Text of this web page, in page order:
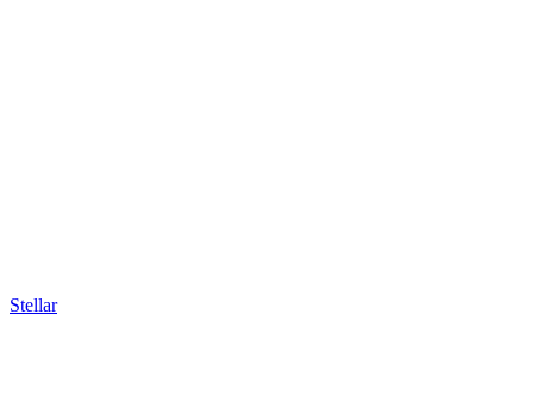
Stellar